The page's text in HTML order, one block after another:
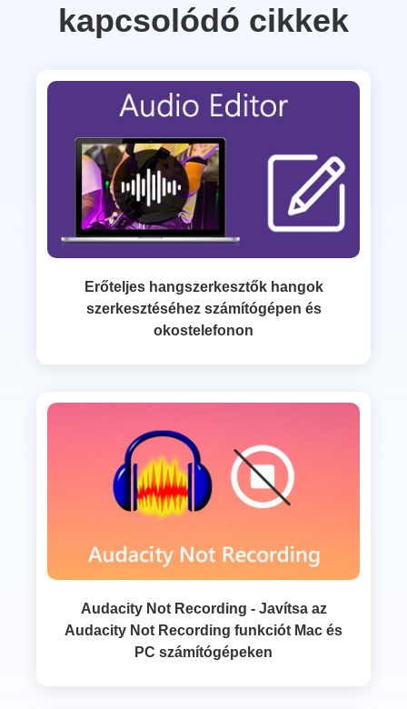
kapcsolódó cikkek
Erőteljes hangszerkesztők hangok
szerkesztéséhez számítógépen és
okostelefonon
Audacity Not Recording - Javítsa az
Audacity Not Recording funkciót Mac és
PC számítógépeken